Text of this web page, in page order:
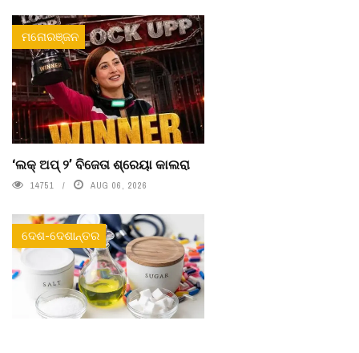
ମନୋରଞ୍ଜନ
‘ଲକ୍ ଅପ୍ ୨’ ବିଜେତା ଶ୍ରେୟା କାଲରା
14751 AUG 06, 2026
ଦେଶ-ଦେଶାନ୍ତର